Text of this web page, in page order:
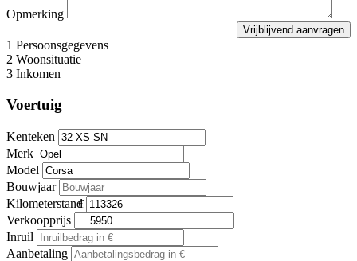
Opmerking
1 Persoonsgegevens
2 Woonsituatie
3 Inkomen
Voertuig
Kenteken
Merk
Model
Bouwjaar
Kilometerstand
Verkoopprijs
Inruil
Aanbetaling